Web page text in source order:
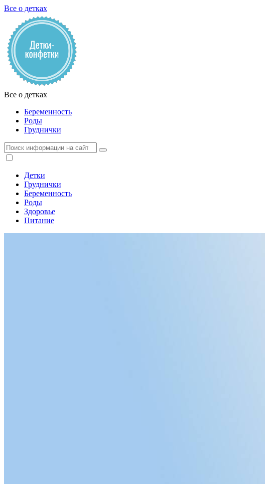
Все о детках
Все о детках
Беременность
Роды
Груднички
Детки
Груднички
Беременность
Роды
Здоровье
Питание